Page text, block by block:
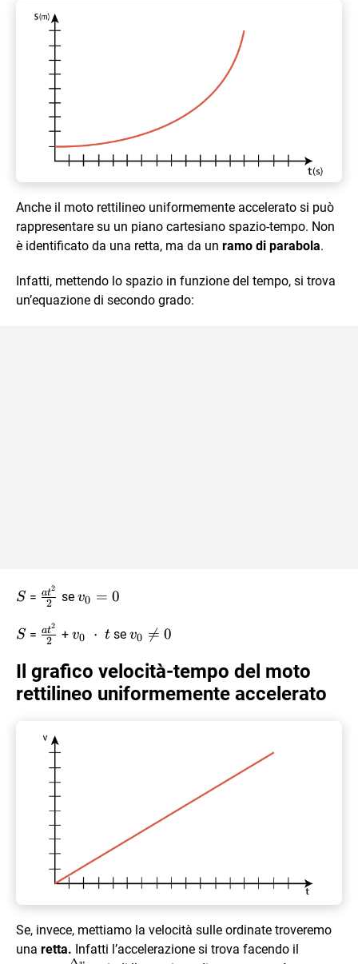
Anche il moto rettilineo uniformemente accelerato si può
rappresentare su un piano cartesiano spazio-tempo. Non
è identificato da una retta, ma da un ramo di parabola.
Infatti, mettendo lo spazio in funzione del tempo, si trova
un’equazione di secondo grado:
S
S = \frac{at^2}
{2}
2
at2
se v_0
v0 = 0
S
S = \frac{at^2}
{2}
2
at2
+ v_0 \
\ t
v0 ⋅ t sev_0
0
v0 
= 0
Il grafico velocità-tempo del moto
rettilineo uniformemente accelerato
Se, invece, mettiamo la velocità sulle ordinate troveremo
una retta. Infatti l’accelerazione si trova facendo il